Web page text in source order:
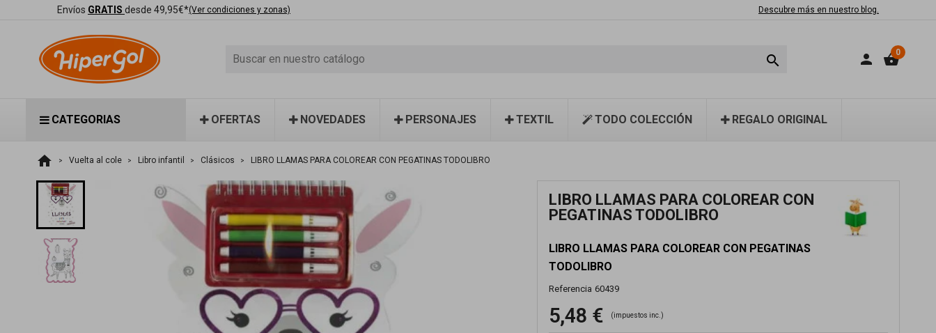
Envíos GRATIS desde 49,95€*(Ver condiciones y zonas) Descubre más en nuestro blog.
 person shopping_basket0
CATEGORIAS OFERTAS NOVEDADES PERSONAJES TEXTIL TODO COLECCIÓN REGALO ORIGINAL
home Vuelta al cole Libro infantil Clásicos LIBRO LLAMAS PARA COLOREAR CON PEGATINAS TODOLIBRO
LIBRO LLAMAS PARA COLOREAR CON
PEGATINAS TODOLIBRO
LIBRO LLAMAS PARA COLOREAR CON PEGATINAS
TODOLIBRO
Referencia 60439
5,48 € (impuestos inc.)